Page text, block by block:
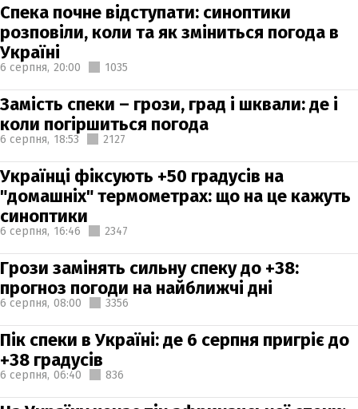
Спека почне відступати: синоптики
розповіли, коли та як зміниться погода в
Україні
6 серпня, 20:00 1035
Замість спеки – грози, град і шквали: де і
коли погіршиться погода
6 серпня, 18:53 2127
Українці фіксують +50 градусів на
"домашніх" термометрах: що на це кажуть
синоптики
6 серпня, 16:46 2347
Грози замінять сильну спеку до +38:
прогноз погоди на найближчі дні
6 серпня, 08:00 3356
Пік спеки в Україні: де 6 серпня пригріє до
+38 градусів
6 серпня, 06:40 836